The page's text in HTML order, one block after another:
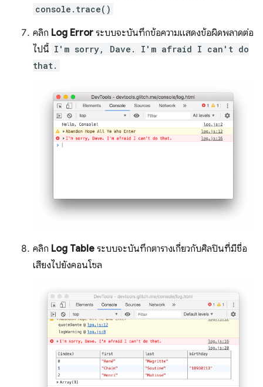
console.trace()
คลิก Log Error ระบบจะบันทึกข้อความแสดงข้อผิดพลาดต่อ
ไปนี้ I'm sorry, Dave. I'm afraid I can't do
that.
คลิก Log Table ระบบจะบันทึกตารางเกี่ยวกับศิลปินที่มีชื่อ
เสียงไปยังคอนโซล